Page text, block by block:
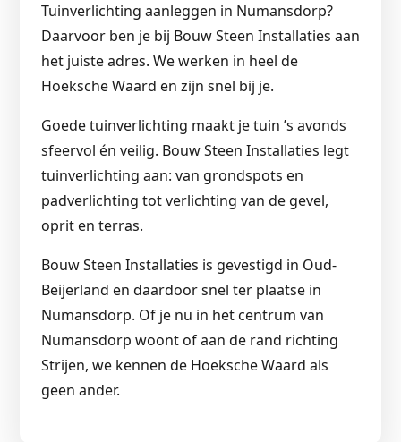
Tuinverlichting aanleggen in Numansdorp?
Daarvoor ben je bij Bouw Steen Installaties aan
het juiste adres. We werken in heel de
Hoeksche Waard en zijn snel bij je.
Goede tuinverlichting maakt je tuin ’s avonds
sfeervol én veilig. Bouw Steen Installaties legt
tuinverlichting aan: van grondspots en
padverlichting tot verlichting van de gevel,
oprit en terras.
Bouw Steen Installaties is gevestigd in Oud-
Beijerland en daardoor snel ter plaatse in
Numansdorp. Of je nu in het centrum van
Numansdorp woont of aan de rand richting
Strijen, we kennen de Hoeksche Waard als
geen ander.